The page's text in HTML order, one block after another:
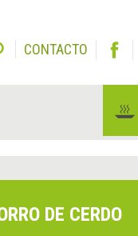
CONTACTO
DE CERDO